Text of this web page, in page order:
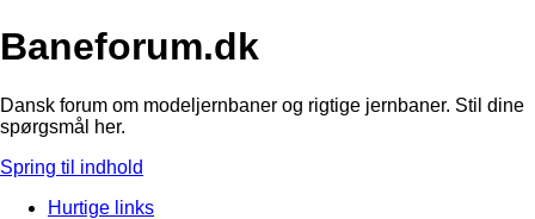
Baneforum.dk
Dansk forum om modeljernbaner og rigtige jernbaner. Stil dine
spørgsmål her.
Spring til indhold
Hurtige links